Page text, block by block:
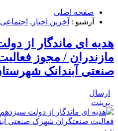
صفحه اصلی
آرشیو : آخرین اخبار , اجتماعی
هدیه ای ماندگار از
مازندران / مجوز
صنعتی آبندانک
ارسال
پرینت